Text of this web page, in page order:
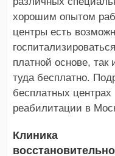
хорошим опытом
центры есть
платной основе, так
туда бесплатно.
бесплатных центрах
реабилитации в
Клиника